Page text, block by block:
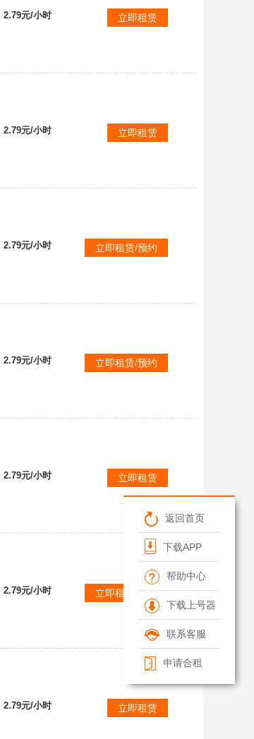
返回首页
下载APP
帮助中心
下载上号器
联系客服
申请合租
2.79元/小时 立即租赁
2.79元/小时 立即租赁
2.79元/小时 立即租赁/预约
2.79元/小时 立即租赁/预约
2.79元/小时 立即租赁
2.79元/小时 立即租赁/预约
2.79元/小时 立即租赁